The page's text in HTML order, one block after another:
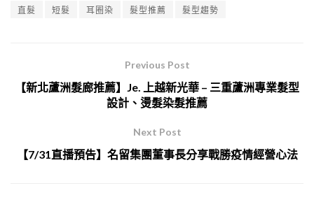
直髮
短髮 耳圈染 髮型推薦 髮型趨勢
Previous Post
【新北蘆洲髮廊推薦】Je. 上越新光華 – 三重蘆洲專業髮型
設計、燙髮染髮推薦
Next Post
【7/31直播預告】名留集團董事長分享戰勝疫情經營心法